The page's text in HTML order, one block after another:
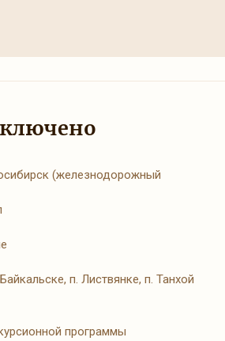
(железнодорожный
п. Листвянке, п. Танхой
программы